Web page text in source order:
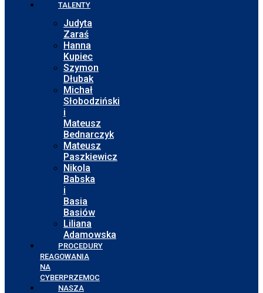
TALENTY
Judyta
Zaraś
Hanna
Kupiec
Szymon
Dłubak
Michał
Słobodziński
i
Mateusz
Bednarczyk
Mateusz
Paszkiewicz
Nikola
Babska
i
Basia
Basiów
Liliana
Adamowska
PROCEDURY
REAGOWANIA
NA
CYBERPRZEMOC
NASZA